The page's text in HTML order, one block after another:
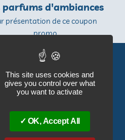
parfums d'ambiances
présentation de ce coupon
promo
Agenda
Mentions légales
confidentialité
This site uses cookies and
gives you control over what
you want to activate
OK, Accept All